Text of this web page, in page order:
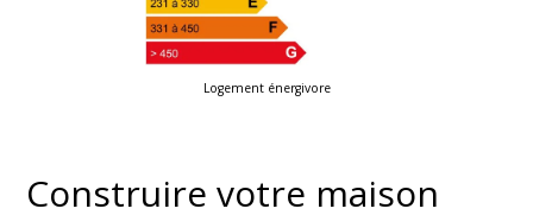
Logement énergivore
Construire votre maison